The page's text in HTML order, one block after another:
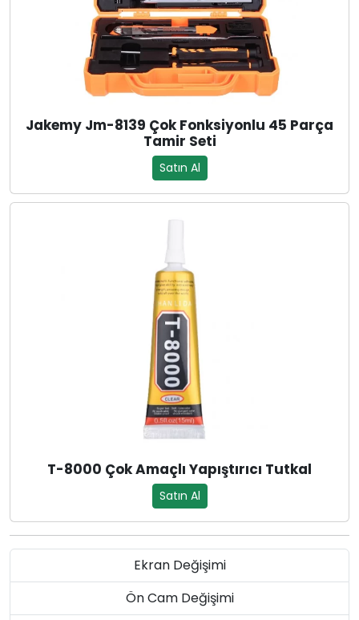
Jakemy Jm-8139 Çok Fonksiyonlu 45 Parça
Tamir Seti
Satın Al
T-8000 Çok Amaçlı Yapıştırıcı Tutkal
Satın Al
Ekran Değişimi
Ön Cam Değişimi